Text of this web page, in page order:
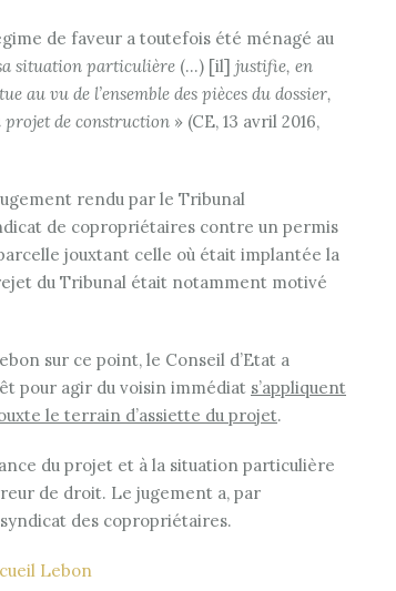
de faveur a toutefois été ménagé au
situation particulière (…) [il] justifie, en
au vu de l’ensemble des pièces du dossier,
projet de construction » (CE, 13 avril 2016,
rendu par le Tribunal
de copropriétaires contre un permis
jouxtant celle où était implantée la
du Tribunal était notamment motivé
sur ce point, le Conseil d’Etat a
pour agir du voisin immédiat s’appliquent
le terrain d’assiette du projet.
du projet et à la situation particulière
de droit. Le jugement a, par
des copropriétaires.
Lebon